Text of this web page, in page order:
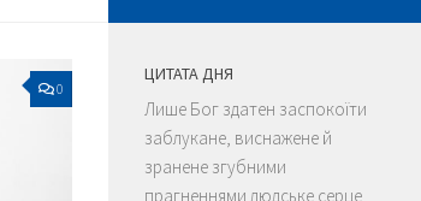
0
ЦИТАТА ДНЯ
Лише Бог здатен заспокоїти
заблукане, виснажене й
зранене згубними
прагненнями людське серце